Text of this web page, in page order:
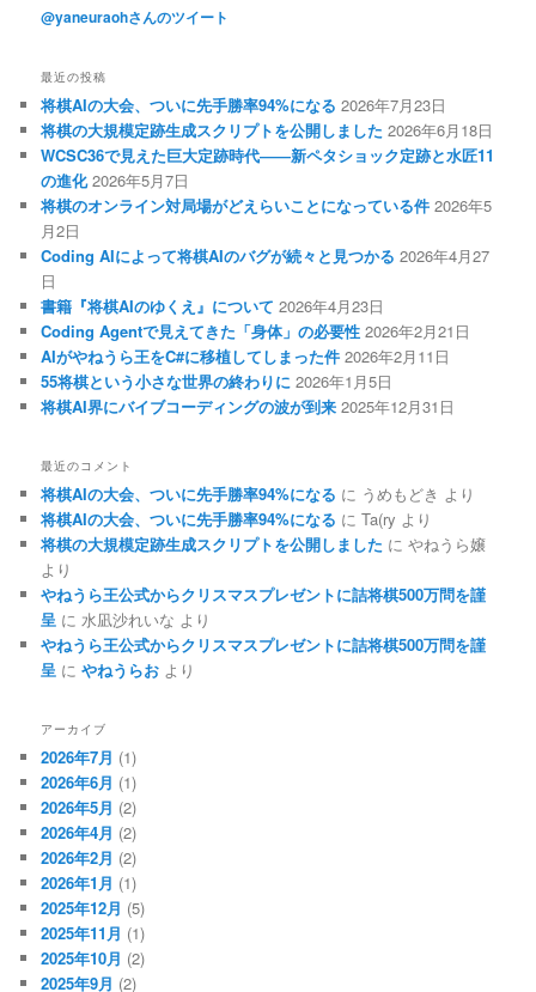
@yaneuraohさんのツイート
最近の投稿
将棋AIの大会、ついに先手勝率94%になる 2026年7月23日
将棋の大規模定跡生成スクリプトを公開しました 2026年6月18日
WCSC36で見えた巨大定跡時代――新ペタショック定跡と水匠11
の進化 2026年5月7日
将棋のオンライン対局場がどえらいことになっている件 2026年5
月2日
Coding AIによって将棋AIのバグが続々と見つかる 2026年4月27
日
書籍『将棋AIのゆくえ』について 2026年4月23日
Coding Agentで見えてきた「身体」の必要性 2026年2月21日
AIがやねうら王をC#に移植してしまった件 2026年2月11日
55将棋という小さな世界の終わりに 2026年1月5日
将棋AI界にバイブコーディングの波が到来 2025年12月31日
最近のコメント
将棋AIの大会、ついに先手勝率94%になる に うめもどき より
将棋AIの大会、ついに先手勝率94%になる にTa(ry より
将棋の大規模定跡生成スクリプトを公開しました にやねうら嬢
より
やねうら王公式からクリスマスプレゼントに詰将棋500万問を謹
呈 に水凪沙れいな より
やねうら王公式からクリスマスプレゼントに詰将棋500万問を謹
呈 にやねうらお より
アーカイブ
2026年7月 (1)
2026年6月 (1)
2026年5月 (2)
2026年4月 (2)
2026年2月 (2)
2026年1月 (1)
2025年12月 (5)
2025年11月 (1)
2025年10月 (2)
2025年9月 (2)